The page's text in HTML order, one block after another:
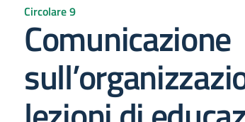
Circolare 9
Comunicazione